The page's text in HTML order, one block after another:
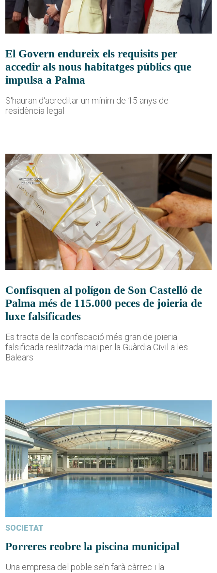
El Govern endureix els requisits per
accedir als nous habitatges públics que
impulsa a Palma
S'hauran d'acreditar un mínim de 15 anys de
residència legal
Confisquen al polígon de Son Castelló de
Palma més de 115.000 peces de joieria de
luxe falsificades
Es tracta de la confiscació més gran de joieria
falsificada realitzada mai per la Guàrdia Civil a les
Balears
SOCIETAT
Porreres reobre la piscina municipal
Una empresa del poble se'n farà càrrec i la